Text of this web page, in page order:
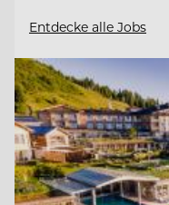
Entdecke alle Jobs